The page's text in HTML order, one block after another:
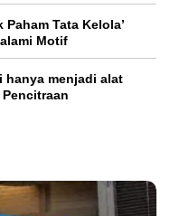
Tata Kelola’
Motif
hanya menjadi alat